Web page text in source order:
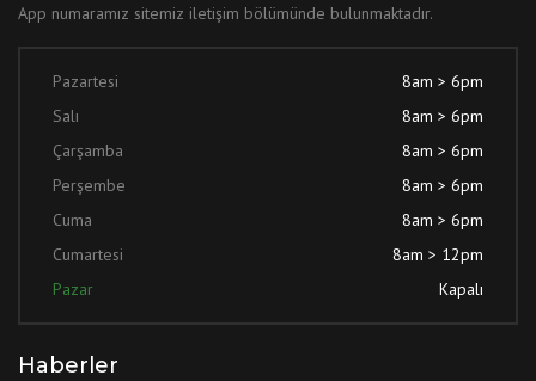
App numaramız sitemiz iletişim bölümünde bulunmaktadır.
Pazartesi
8am > 6pm
Salı
8am > 6pm
Çarşamba
8am > 6pm
Perşembe
8am > 6pm
Cuma
8am > 6pm
Cumartesi
8am > 12pm
Pazar
Kapalı
Haberler